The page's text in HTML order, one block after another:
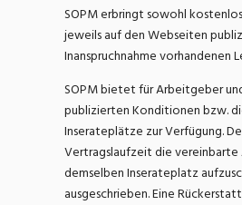
SOPM erbringt sowohl
jeweils auf den Webseiten
Inanspruchnahme vorhandenen
SOPM bietet für Arbeitgeber
publizierten Konditionen bzw.
Inserateplätze zur Verfügung.
Vertragslaufzeit die vereinbarte
demselben Inserateplatz
ausgeschrieben. Eine